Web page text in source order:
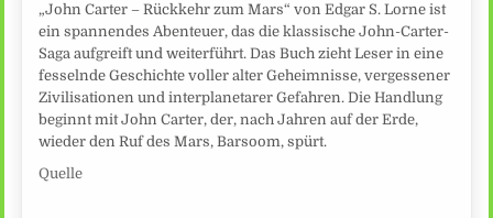
„John Carter – Rückkehr zum Mars“ von Edgar S. Lorne ist
ein spannendes Abenteuer, das die klassische John-Carter-
Saga aufgreift und weiterführt. Das Buch zieht Leser in eine
fesselnde Geschichte voller alter Geheimnisse, vergessener
Zivilisationen und interplanetarer Gefahren. Die Handlung
beginnt mit John Carter, der, nach Jahren auf der Erde,
wieder den Ruf des Mars, Barsoom, spürt.
Quelle